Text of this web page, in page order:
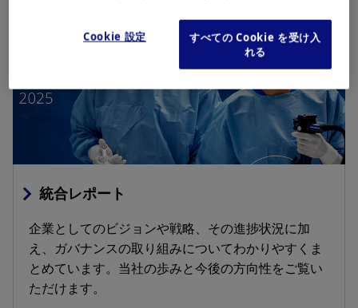
統合レポート
企業としてのビジョンや戦略、その進捗状況に加
え、ガバナンスの取り組みについてわかりやすくま
とめています。当社の歩みと今後の方向性をご覧い
ただけます。
Cookie 設定
すべての Cookie を受け入
れる